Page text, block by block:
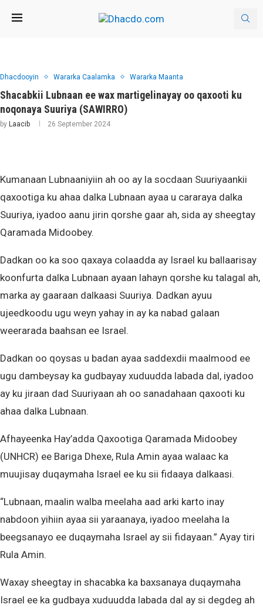
Dhacdooyin Wararka Caalamka Wararka Maanta
Shacabkii Lubnaan ee wax martigelinayay oo qaxooti ku
noqonaya Suuriya (SAWIRRO)
by Laacib 26 September 2024
Kumanaan Lubnaaniyiin ah oo ay la socdaan Suuriyaankii
qaxootiga ku ahaa dalka Lubnaan ayaa u cararaya dalka
Suuriya, iyadoo aanu jirin qorshe gaar ah, sida ay sheegtay
Qaramada Midoobey.
Dadkan oo ka soo qaxaya colaadda ay Israel ku ballaarisay
koonfurta dalka Lubnaan ayaan lahayn qorshe ku talagal ah,
marka ay gaaraan dalkaasi Suuriya. Dadkan ayuu
ujeedkoodu ugu weyn yahay in ay ka nabad galaan
weerarada baahsan ee Israel.
Dadkan oo qoysas u badan ayaa saddexdii maalmood ee
ugu dambeysay ka gudbayay xuduudda labada dal, iyadoo
ay ku jiraan dad Suuriyaan ah oo sanadahaan qaxooti ku
ahaa dalka Lubnaan.
Afhayeenka Hay’adda Qaxootiga Qaramada Midoobey
(UNHCR) ee Bariga Dhexe, Rula Amin ayaa walaac ka
muujisay duqaymaha Israel ee ku sii fidaaya dalkaasi.
“Lubnaan, maalin walba meelaha aad arki karto inay
nabdoon yihiin ayaa sii yaraanaya, iyadoo meelaha la
beegsanayo ee duqaymaha Israel ay sii fidayaan.” Ayay tiri
Rula Amin.
Waxay sheegtay in shacabka ka baxsanaya duqaymaha
Israel ee ka gudbaya xuduudda labada dal ay si degdeg ah